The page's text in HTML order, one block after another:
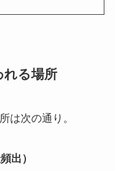
れる場所
は次の通り。
出）